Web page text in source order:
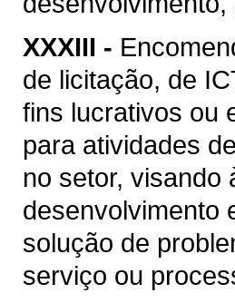
XXXIII -
de licitação, de
fins lucrativos ou
para atividades
no setor, visando
desenvolvimento
solução de
serviço ou